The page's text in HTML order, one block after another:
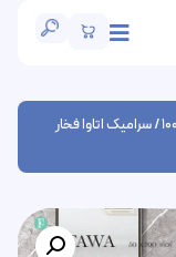
/ سرامیک اتاوا فخار